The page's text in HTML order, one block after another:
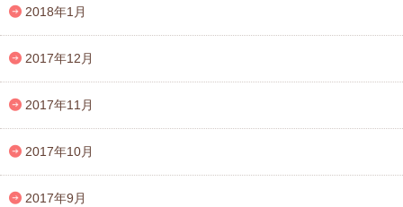
2018年1月
2017年12月
2017年11月
2017年10月
2017年9月